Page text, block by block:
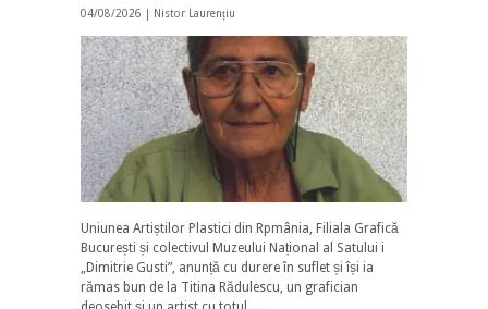
04/08/2026 | Nistor Laurențiu
Uniunea Artiștilor Plastici din Rpmânia, Filiala Grafică
București și colectivul Muzeului Național al Satului i
„Dimitrie Gusti”, anunță cu durere în suflet și își ia
rămas bun de la Titina Rădulescu, un grafician